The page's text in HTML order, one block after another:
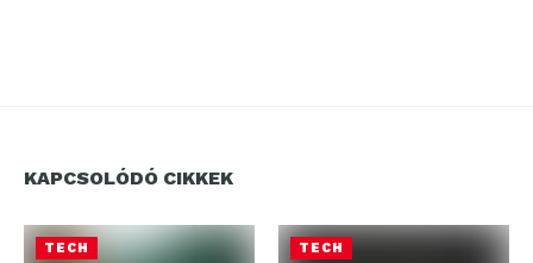
KAPCSOLÓDÓ CIKKEK
TECH TECH